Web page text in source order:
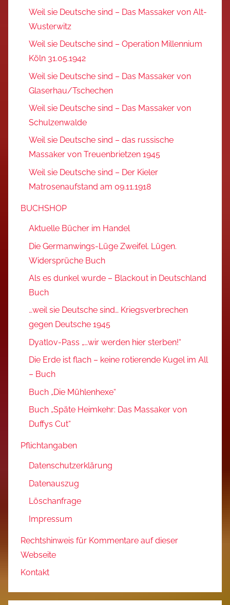
Weil sie Deutsche sind – Das Massaker von Alt-
Wusterwitz
Weil sie Deutsche sind – Operation Millennium
Köln 31.05.1942
Weil sie Deutsche sind – Das Massaker von
Glaserhau/Tschechen
Weil sie Deutsche sind – Das Massaker von
Schulzenwalde
Weil sie Deutsche sind – das russische
Massaker von Treuenbrietzen 1945
Weil sie Deutsche sind – Der Kieler
Matrosenaufstand am 09.11.1918
BUCHSHOP
Aktuelle Bücher im Handel
Die Germanwings-Lüge Zweifel. Lügen.
Widersprüche Buch
Als es dunkel wurde – Blackout in Deutschland
Buch
…weil sie Deutsche sind… Kriegsverbrechen
gegen Deutsche 1945
Dyatlov-Pass „…wir werden hier sterben!“
Die Erde ist flach – keine rotierende Kugel im All
– Buch
Buch „Die Mühlenhexe“
Buch „Späte Heimkehr: Das Massaker von
Duffys Cut“
Pflichtangaben
Datenschutzerklärung
Datenauszug
Löschanfrage
Impressum
Rechtshinweis für Kommentare auf dieser
Webseite
Kontakt